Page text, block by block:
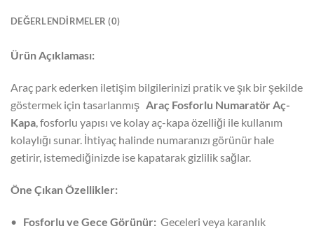
DEĞERLENDIRMELER (0)
Ürün Açıklaması:
Araç park ederken iletişim bilgilerinizi pratik ve şık bir şekilde
göstermek için tasarlanmış Araç Fosforlu Numaratör Aç-
Kapa, fosforlu yapısı ve kolay aç-kapa özelliği ile kullanım
kolaylığı sunar. İhtiyaç halinde numaranızı görünür hale
getirir, istemediğinizde ise kapatarak gizlilik sağlar.
Öne Çıkan Özellikler:
• Fosforlu ve Gece Görünür: Geceleri veya karanlık